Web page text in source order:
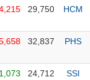
29,750 HCM
32,837 PHS
1,073 24,712 SSI